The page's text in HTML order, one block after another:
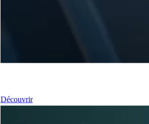
Découvrir